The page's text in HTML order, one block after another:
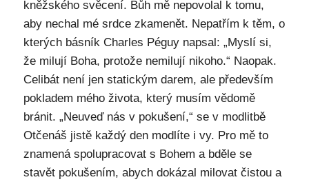
kněžského svěcení. Bůh mě nepovolal k tomu,
aby nechal mé srdce zkamenět. Nepatřím k těm, o
kterých básník Charles Péguy napsal: „Myslí si,
že milují Boha, protože nemilují nikoho.“ Naopak.
Celibát není jen statickým darem, ale především
pokladem mého života, který musím vědomě
bránit. „Neuveď nás v pokušení,“ se v modlitbě
Otčenáš jistě každý den modlíte i vy. Pro mě to
znamená spolupracovat s Bohem a bděle se
stavět pokušením, abych dokázal milovat čistou a